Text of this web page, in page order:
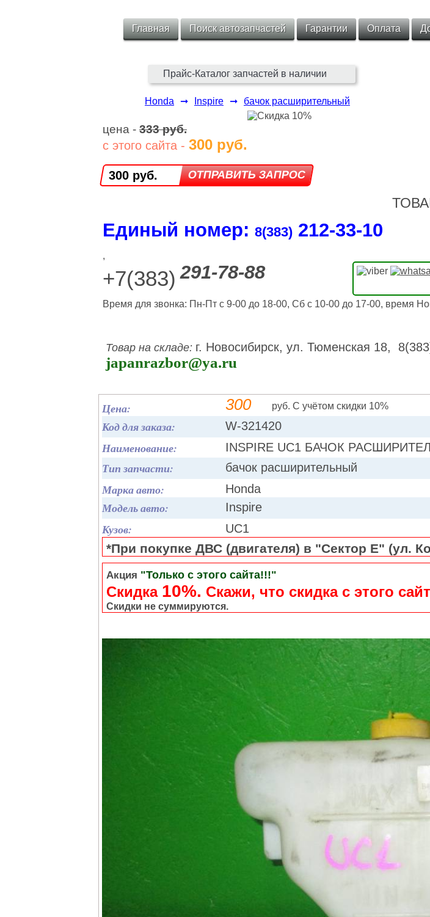
Главная Поиск автозапчастей Гарантии Оплата
Прайс-Каталог запчастей в наличии
Honda ➞ Inspire ➞ бачок расширительный
цена - 333 руб.
с этого сайта - 300 руб.
300 руб.
Единый номер: 8(383) 212‑33‑10
,
+7(383) 291-78-88
Время для звонка: Пн-Пт с 9-00 до 18-00, Сб с 10-00 до 17-00, время
Товар на складе: г. Новосибирск, ул. Тюменская 18,
japanrazbor@ya.ru
Цена: 300 руб. С учётом скидки 10%
Код для заказа: W-321420
Наименование: INSPIRE UC1 БАЧОК
Тип запчасти: бачок расширительный
Марка авто: Honda
Модель авто: Inspire
Кузов: UC1
*При покупке ДВС (двигателя) в "Сектор Е" (ул.
Акция "Только с этого сайта!!!"
Скидка 10%. Cкажи, что скидка с этого
Скидки не суммируются.